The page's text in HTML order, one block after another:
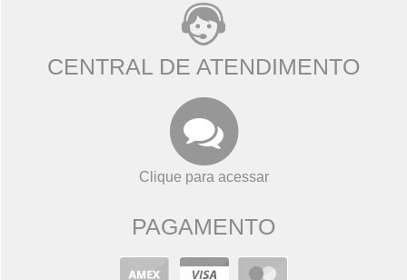
CENTRAL DE ATENDIMENTO
Clique para acessar
PAGAMENTO